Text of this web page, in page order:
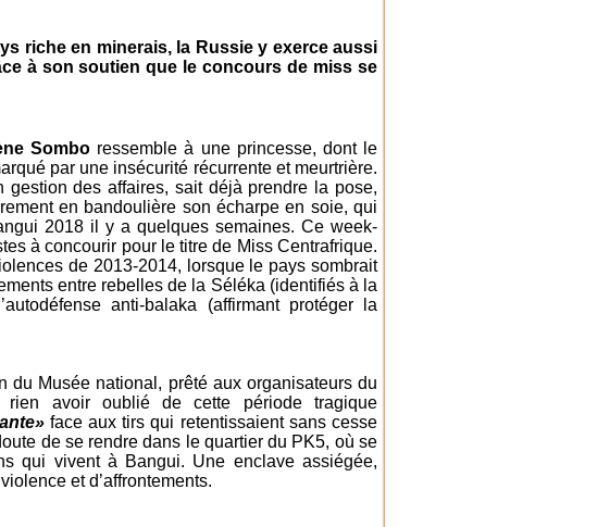
riche en minerais, la Russie y exerce aussi
à son soutien que le concours de miss se
Sombo ressemble à une princesse, dont le
par une insécurité récurrente et meurtrière.
gestion des affaires, sait déjà prendre la pose,
en bandoulière son écharpe en soie, qui
2018 il y a quelques semaines. Ce week-
à concourir pour le titre de Miss Centrafrique.
de 2013-2014, lorsque le pays sombrait
entre rebelles de la Séléka (identifiés à la
anti-balaka (affirmant protéger la
du Musée national, prêté aux organisateurs du
rien avoir oublié de cette période tragique
face aux tirs qui retentissaient sans cesse
de se rendre dans le quartier du PK5, où se
qui vivent à Bangui. Une enclave assiégée,
et d’affrontements.